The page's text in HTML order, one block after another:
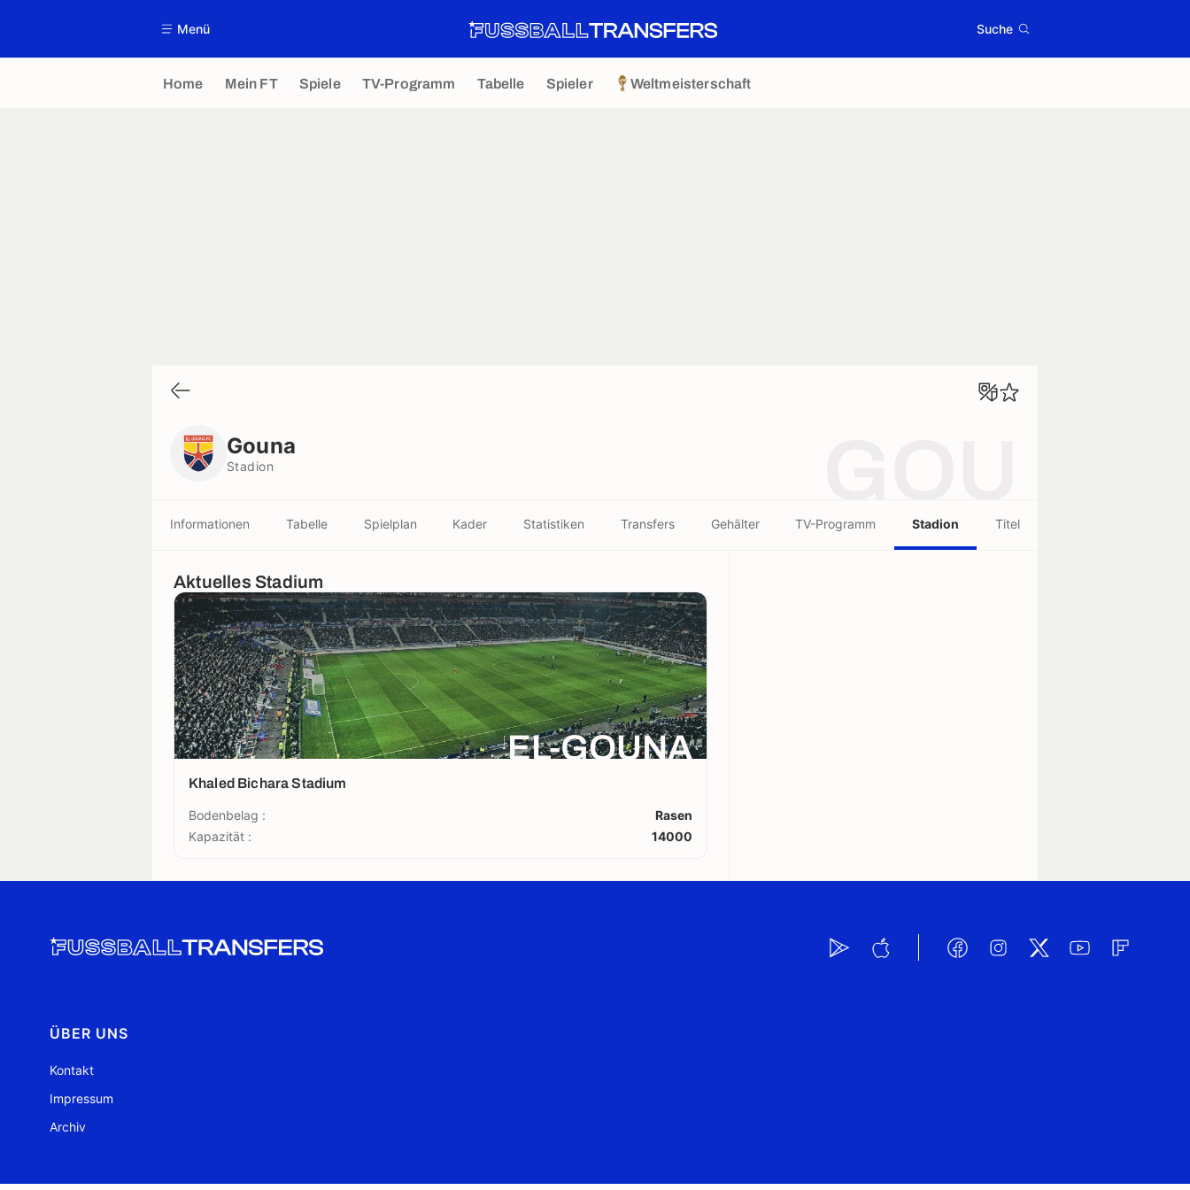
Menü Suche
Home Mein FT Spiele TV-Programm Tabelle Spieler Weltmeisterschaft
Gouna
Stadion
Informationen Tabelle Spielplan Kader Statistiken Transfers Gehälter TV-Programm Stadion Titel
Aktuelles Stadium
EL-GOUNA
Khaled Bichara Stadium
Bodenbelag :
Rasen
Kapazität :
14000
ÜBER UNS
Kontakt
Impressum
Archiv